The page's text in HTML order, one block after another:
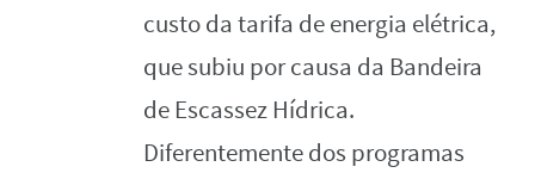
custo da tarifa de energia elétrica,
que subiu por causa da Bandeira
de Escassez Hídrica.
Diferentemente dos programas